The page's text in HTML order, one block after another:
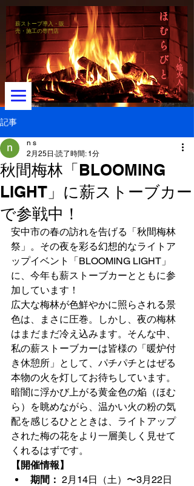
メニュー
薪ストーブ導入・販
売・施工の専門店
ほ
む
ら
び
と
～焔火人～
記事
秋間梅林「BLOOMING
LIGHT」に薪ストーブカー
で参戦中！
n s
2月25日 読了時間: 1分
安中市の春の訪れを告げる「秋間梅林
祭」。その夜を彩る幻想的なライトア
ップイベント「BLOOMING LIGHT」
に、今年も薪ストーブカーとともに参
加しています！
広大な梅林が色鮮やかに照らされる景
色は、まさに圧巻。しかし、夜の梅林
はまだまだ冷え込みます。そんな中、
私の薪ストーブカーは皆様の「暖炉付
き休憩所」として、パチパチとはぜる
本物の火を灯してお待ちしています。
暗闇に浮かび上がる黄金色の焔（ほむ
ら）を眺めながら、温かい火の粉の気
配を感じるひとときは、ライトアップ
された梅の花をより一層美しく見せて
くれるはずです。
【開催情報】
期間： 2月14日（土）〜3月22日